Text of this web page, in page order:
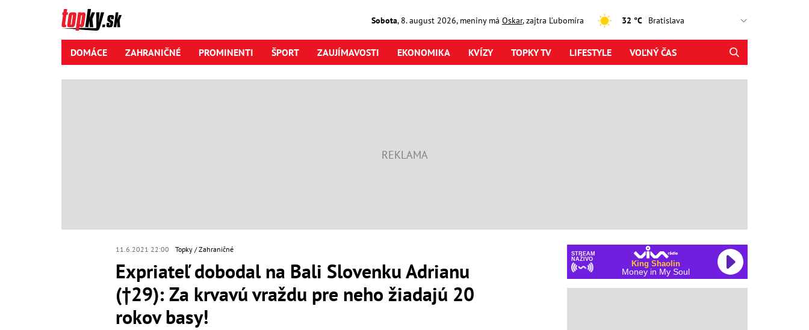
Sobota, 8. august2026, meniny má Oskar, zajtra Ľubomíra 32 °C
DOMÁCE ZAHRANIČNÉ PROMINENTI ŠPORT ZAUJÍMAVOSTI EKONOMIKA KVÍZY TOPKY TV LIFESTYLE VOĽNÝ ČAS
11.6.2021 22:00 Topky Zahraničné
Expriateľ dobodal na Bali Slovenku Adrianu
(†29): Za krvavú vraždu pre neho žiadajú 20
rokov basy!
STREAM
NAŽIVO
King Shaolin
Money in My Soul